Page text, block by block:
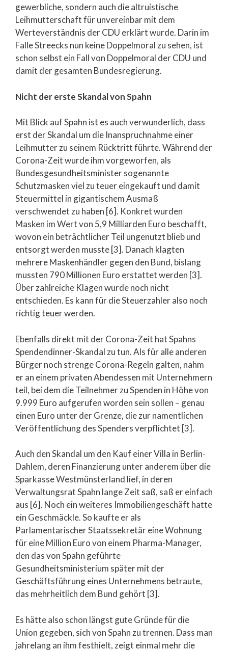
gewerbliche, sondern auch die altruistische
Leihmutterschaft für unvereinbar mit dem
Werteverständnis der CDU erklärt wurde. Darin im
Falle Streecks nun keine Doppelmoral zu sehen, ist
schon selbst ein Fall von Doppelmoral der CDU und
damit der gesamten Bundesregierung.
Nicht der erste Skandal von Spahn
Mit Blick auf Spahn ist es auch verwunderlich, dass
erst der Skandal um die Inanspruchnahme einer
Leihmutter zu seinem Rücktritt führte. Während der
Corona-Zeit wurde ihm vorgeworfen, als
Bundesgesundheitsminister sogenannte
Schutzmasken viel zu teuer eingekauft und damit
Steuermittel in gigantischem Ausmaß
verschwendet zu haben [6]. Konkret wurden
Masken im Wert von 5,9 Milliarden Euro beschafft,
wovon ein beträchtlicher Teil ungenutzt blieb und
entsorgt werden musste [3]. Danach klagten
mehrere Maskenhändler gegen den Bund, bislang
mussten 790 Millionen Euro erstattet werden [3].
Über zahlreiche Klagen wurde noch nicht
entschieden. Es kann für die Steuerzahler also noch
richtig teuer werden.
Ebenfalls direkt mit der Corona-Zeit hat Spahns
Spendendinner-Skandal zu tun. Als für alle anderen
Bürger noch strenge Corona-Regeln galten, nahm
er an einem privaten Abendessen mit Unternehmern
teil, bei dem die Teilnehmer zu Spenden in Höhe von
9.999 Euro aufgerufen worden sein sollen – genau
einen Euro unter der Grenze, die zur namentlichen
Veröffentlichung des Spenders verpflichtet [3].
Auch den Skandal um den Kauf einer Villa in Berlin-
Dahlem, deren Finanzierung unter anderem über die
Sparkasse Westmünsterland lief, in deren
Verwaltungsrat Spahn lange Zeit saß, saß er einfach
aus [6]. Noch ein weiteres Immobiliengeschäft hatte
ein Geschmäckle. So kaufte er als
Parlamentarischer Staatssekretär eine Wohnung
für eine Million Euro von einem Pharma-Manager,
den das von Spahn geführte
Gesundheitsministerium später mit der
Geschäftsführung eines Unternehmens betraute,
das mehrheitlich dem Bund gehört [3].
Es hätte also schon längst gute Gründe für die
Union gegeben, sich von Spahn zu trennen. Dass man
jahrelang an ihm festhielt, zeigt einmal mehr die